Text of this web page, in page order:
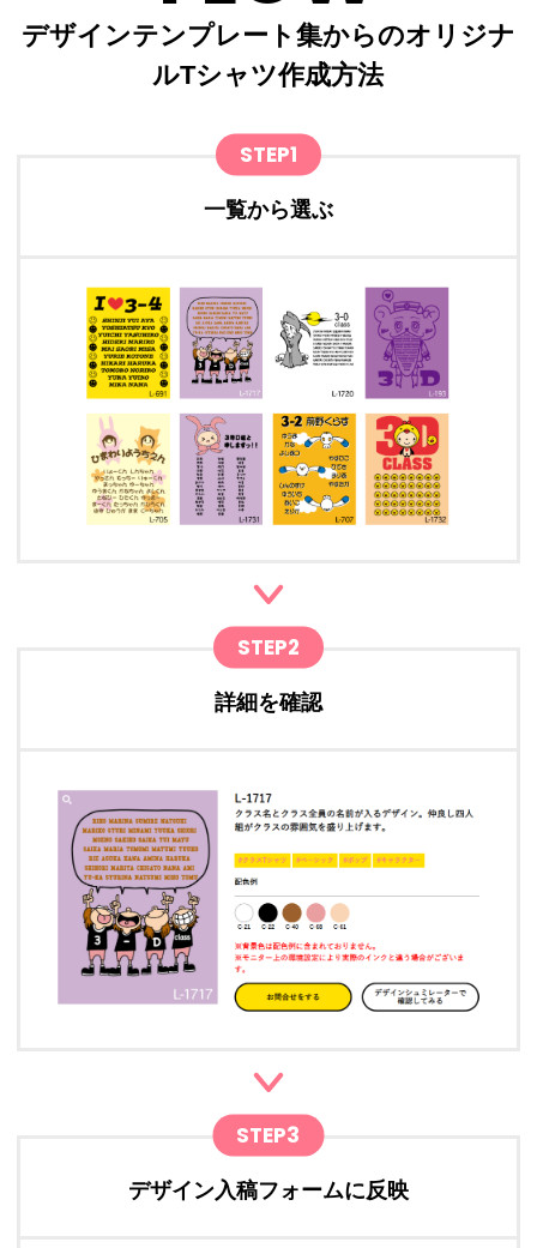
デザインテンプレート集からのオリジナ
ルTシャツ作成方法
STEP1
一覧から選ぶ
STEP2
詳細を確認
STEP3
デザイン入稿フォームに反映